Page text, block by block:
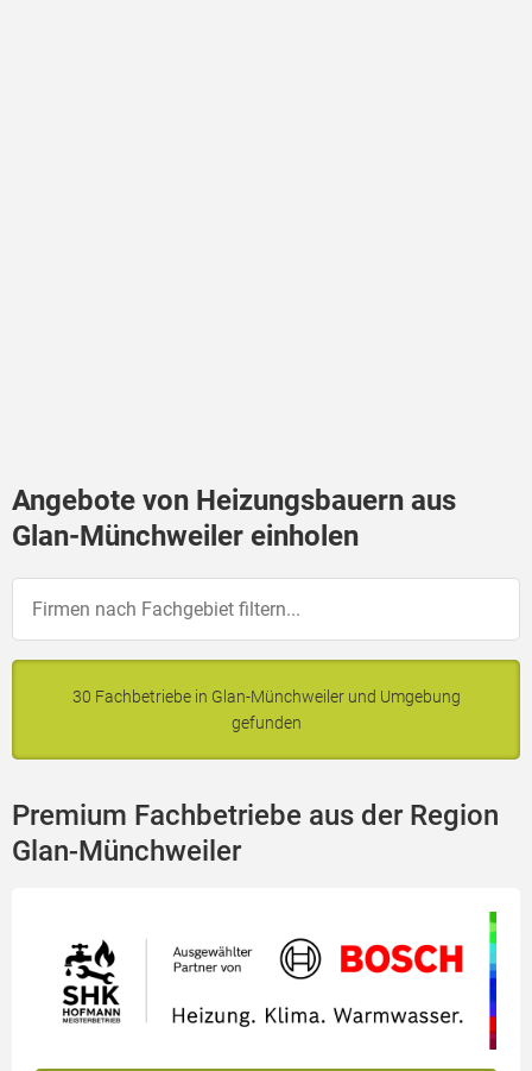
Angebote von Heizungsbauern aus
Glan-Münchweiler einholen
30 Fachbetriebe in Glan-Münchweiler und Umgebung
gefunden
Premium Fachbetriebe aus der Region
Glan-Münchweiler